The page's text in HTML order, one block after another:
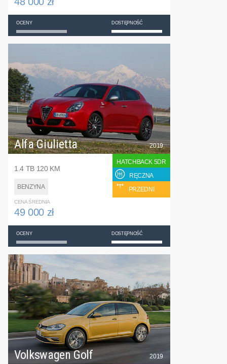
OCENY DOSTĘPNOŚĆ
Alfa Giulietta
1.4 TB 120 KM
BENZYNA
2019
HATCHBACK 5DR
RĘCZNA
PRZEDNI
CENA ŚREDNIA
49 000 zł
OCENY DOSTĘPNOŚĆ
Volkswagen Golf 2019